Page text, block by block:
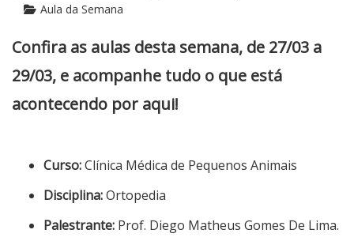
Aula da Semana
Confira as aulas desta semana, de 27/03 a
29/03, e acompanhe tudo o que está
acontecendo por aqui!
Curso:Clínica Médica de Pequenos Animais
Disciplina:Ortopedia
Palestrante: Prof. Diego Matheus Gomes De Lima.